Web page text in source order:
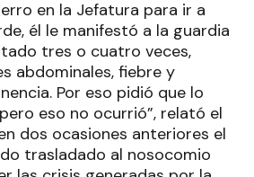
en la Jefatura para ir a
él le manifestó a la guardia
tres o cuatro veces,
abdominales, fiebre y
Por eso pidió que lo
eso no ocurrió”, relató el
dos ocasiones anteriores el
trasladado al nosocomio